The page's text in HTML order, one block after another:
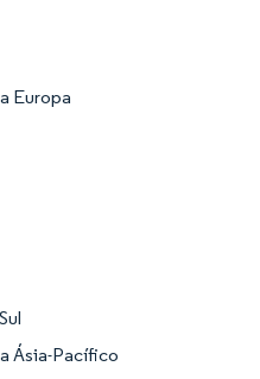
Europa
Ásia-Pacífico